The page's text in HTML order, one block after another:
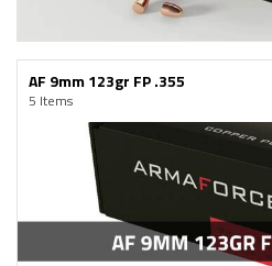
AF 9mm 123gr FP .355
5 Items